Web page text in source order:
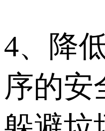
4、降
序的安